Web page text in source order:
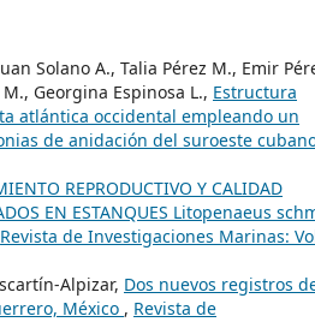
Solano A., Talia Pérez M., Emir
Georgina Espinosa L., Estructura
atlántica occidental empleando un
de anidación del suroeste
REPRODUCTIVO Y CALIDAD
EN ESTANQUES Litopenaeus
Revista de Investigaciones Marinas:
Alpizar, Dos nuevos registros
México , Revista de